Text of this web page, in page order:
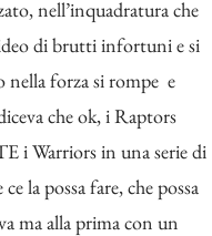
nell’inquadratura che
di brutti infortuni e si
nella forza si rompe e
che ok, i Raptors
i Warriors in una serie di
la possa fare, che possa
ma alla prima con un